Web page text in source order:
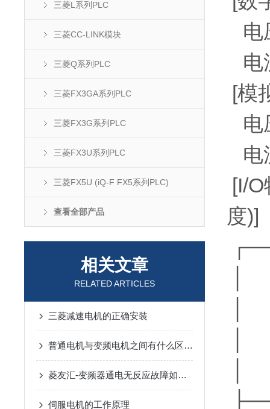
三菱L系列PLC
三菱CC-LINK模块
三菱Q系列PLC
三菱FX3GA系列PLC
三菱FX3G系列PLC
三菱FX3U系列PLC
三菱FX5U (iQ-F FX5系列PLC)
查看全部产品
相关文章
RELATED ARTICLES
三菱减速电机的正确安装
普通电机与变频电机之间有什么区别！
菱友汇-变频器通电无反应故障如何检查维修？？
伺服电机的工作原理
电
电
[模
电
电
[I/
度)]